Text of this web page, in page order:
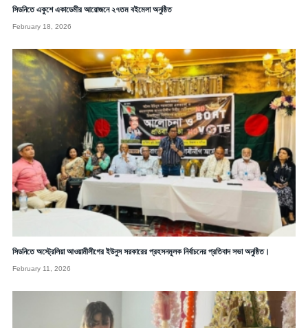
সিডনিতে একুশে একাডেমীর আয়োজনে ২৭তম বইমেলা অনুষ্ঠিত
February 18, 2026
সিডনিতে অস্ট্রেলিয়া আওয়ামীলীগের ইউনুস সরকারের প্রহসনমূলক নির্বাচনের প্রতিবাদ সভা অনুষ্ঠিত।
February 11, 2026